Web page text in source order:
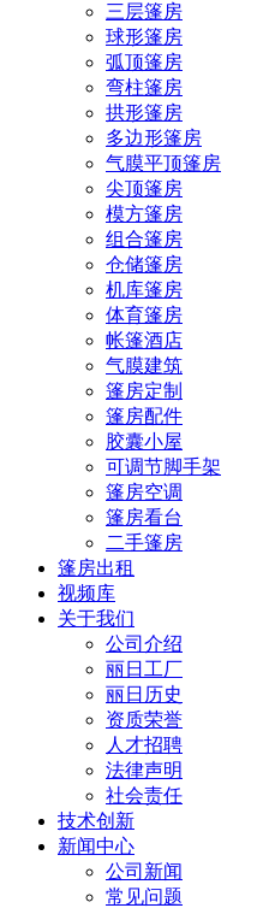
三层篷房
球形篷房
弧顶篷房
弯柱篷房
拱形篷房
多边形篷房
气膜平顶篷房
尖顶篷房
模方篷房
组合篷房
仓储篷房
机库篷房
体育篷房
帐篷酒店
气膜建筑
篷房定制
篷房配件
胶囊小屋
可调节脚手架
篷房空调
篷房看台
二手篷房
篷房出租
视频库
关于我们
公司介绍
丽日工厂
丽日历史
资质荣誉
人才招聘
法律声明
社会责任
技术创新
新闻中心
公司新闻
常见问题